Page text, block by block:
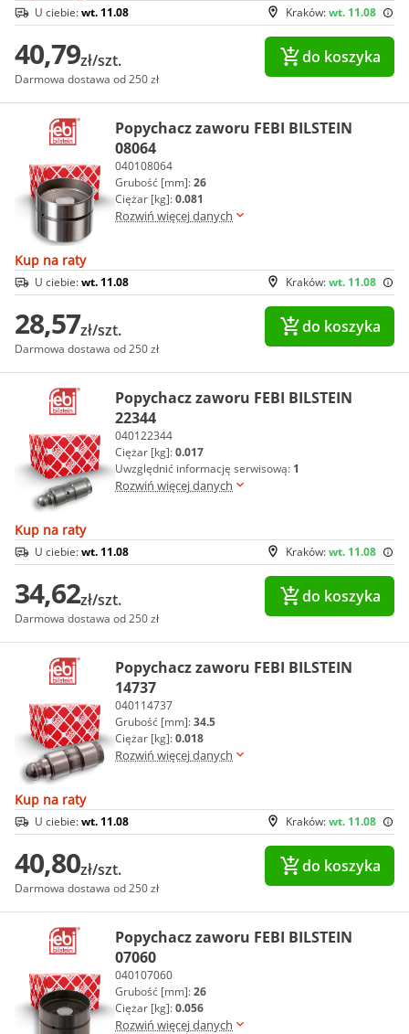
Kraków:wt. 11.08
U ciebie:wt. 11.08
40,79zł/szt.
Darmowa dostawa od 250 zł
do koszyka
Popychacz zaworu FEBI BILSTEIN
08064
040108064
Grubość [mm]:26
Ciężar [kg]:0.081
Rozwiń więcej danych
Kup na raty
Kraków:wt. 11.08
U ciebie:wt. 11.08
28,57zł/szt.
Darmowa dostawa od 250 zł
do koszyka
Popychacz zaworu FEBI BILSTEIN
22344
040122344
Ciężar [kg]:0.017
Uwzględnić informację serwisową: 1
Rozwiń więcej danych
Kup na raty
Kraków:wt. 11.08
U ciebie:wt. 11.08
34,62zł/szt.
Darmowa dostawa od 250 zł
do koszyka
Popychacz zaworu FEBI BILSTEIN
14737
040114737
Grubość [mm]:34.5
Ciężar [kg]:0.018
Rozwiń więcej danych
Kup na raty
Kraków:wt. 11.08
U ciebie:wt. 11.08
40,80zł/szt.
Darmowa dostawa od 250 zł
do koszyka
Popychacz zaworu FEBI BILSTEIN
07060
040107060
Grubość [mm]:26
Ciężar [kg]:0.056
Rozwiń więcej danych